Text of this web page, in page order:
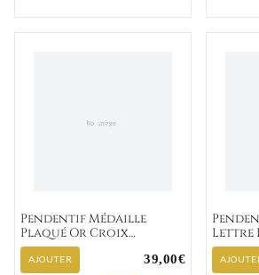
Pendentif Médaille
Plaqué Or Croix
Chrétienne
AJOUTER 39,00€
Lettre